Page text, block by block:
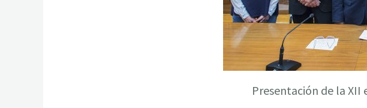
Presentación de la XII